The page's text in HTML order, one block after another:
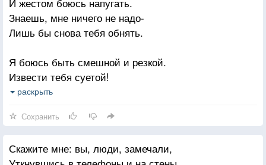
Знаешь, мне ничего не надо-
Лишь бы снова тебя обнять.
Я боюсь быть смешной и резкой.
Извести тебя суетой!
У меня же в душе нет места
Я боюсь, что повышу голос;
Буду пьяной и озорной!
раскрыть
Сохранить
Скажите мне: вы, люди, замечали,